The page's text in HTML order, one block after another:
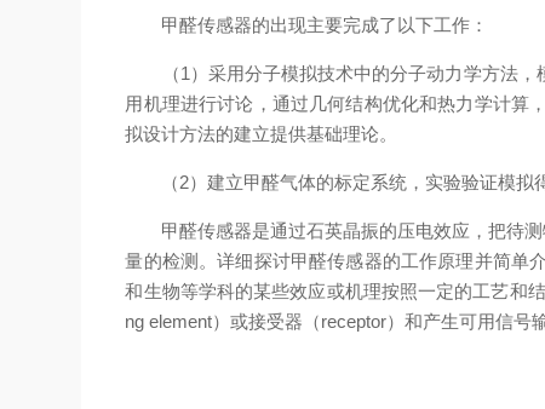
甲醛传感器的出现主要完成了以下工作：
（1）采用分子模拟技术中的分子动力学方法，
用机理进行讨论，通过几何结构优化和热力学计算
拟设计方法的建立提供基础理论。
（2）建立甲醛气体的标定系统，实验验证模拟得
甲醛传感器是通过石英晶振的压电效应，把待测
量的检测。详细探讨甲醛传感器的工作原理并简单
和生物等学科的某些效应或机理按照一定的工艺和
ng element）或接受器（receptor）和产生可用信号